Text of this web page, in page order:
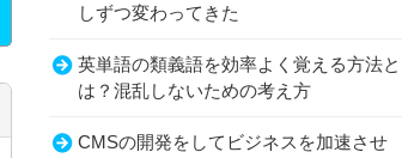
しずつ変わってきた
英単語の類義語を効率よく覚える方法と
は？混乱しないための考え方
CMSの開発をしてビジネスを加速させ